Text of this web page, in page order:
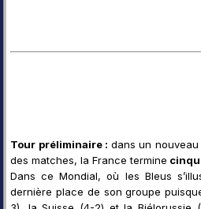
Tour préliminaire : dans un
des matches, la France termine
Dans ce Mondial, où les Bleus
dernière place de son groupe